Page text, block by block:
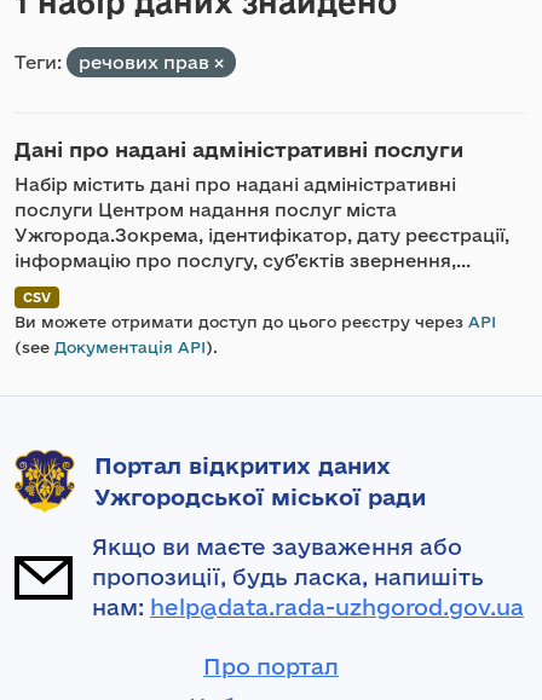
Теги: речових прав
Дані про надані адміністративні послуги
Набір містить дані про надані адміністративні
послуги Центром надання послуг міста
Ужгорода.Зокрема, ідентифікатор, дату реєстрації,
інформацію про послугу, суб’єктів звернення,...
CSV
Ви можете отримати доступ до цього реєстру через API
(see Документація API).
Портал відкритих даних
Ужгородської міської ради
Якщо ви маєте зауваження або
пропозиції, будь ласка, напишіть
нам: help@data.rada-uzhgorod.gov.ua
Про портал